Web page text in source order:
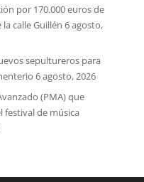
por 170.000 euros de
calle Guillén 6 agosto,
sepultureros para
6 agosto, 2026
(PMA) que
festival de música